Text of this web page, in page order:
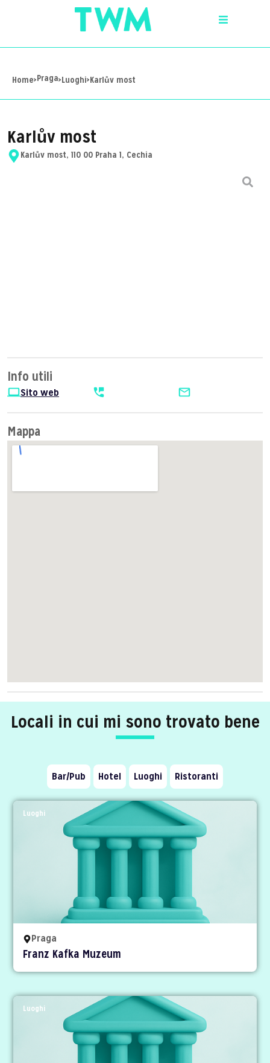
Home>Praga>Luoghi>Karlův most
Karlův most
Karlův most, 110 00 Praha 1, Cechia
Info utili
Sito web
Mappa
Locali in cui mi sono trovato bene
Bar/Pub Hotel Luoghi Ristoranti
Luoghi
Praga
Franz Kafka Muzeum
Luoghi